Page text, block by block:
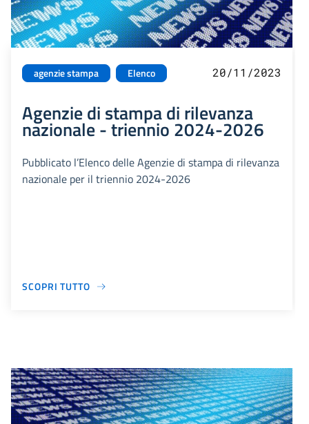
agenzie stampa Elenco 20/11/2023
Agenzie di stampa di rilevanza
nazionale - triennio 2024-2026
Pubblicato l’Elenco delle Agenzie di stampa di rilevanza
nazionale per il triennio 2024-2026
SCOPRI TUTTO